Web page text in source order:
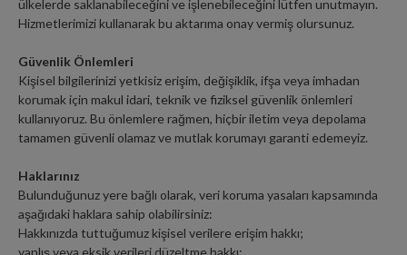
ülkelerde saklanabileceğini ve işlenebileceğini lütfen unutmayın.
Hizmetlerimizi kullanarak bu aktarıma onay vermiş olursunuz.
Güvenlik Önlemleri
Kişisel bilgilerinizi yetkisiz erişim, değişiklik, ifşa veya imhadan
korumak için makul idari, teknik ve fiziksel güvenlik önlemleri
kullanıyoruz. Bu önlemlere rağmen, hiçbir iletim veya depolama
tamamen güvenli olamaz ve mutlak korumayı garanti edemeyiz.
Haklarınız
Bulunduğunuz yere bağlı olarak, veri koruma yasaları kapsamında
aşağıdaki haklara sahip olabilirsiniz:
Hakkınızda tuttuğumuz kişisel verilere erişim hakkı;